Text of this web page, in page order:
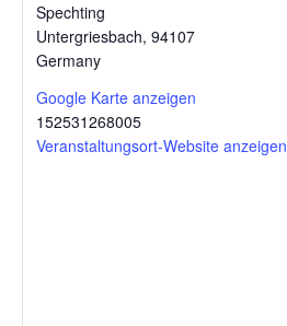
Spechting
Untergriesbach, 94107
Germany
Google Karte anzeigen
152531268005
Veranstaltungsort-Website anzeigen